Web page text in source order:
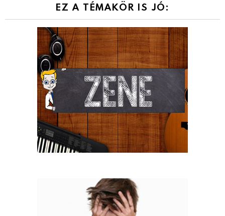
EZ A TÉMAKÖR IS JÓ: